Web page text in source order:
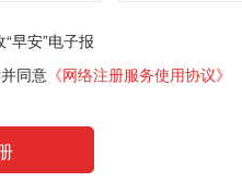
早安”电子报
同意 《网络注册服务使用协议》